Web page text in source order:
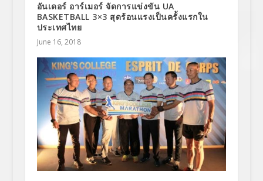
อันเดอร์ อาร์เมอร์ จัดการแข่งขัน UA
BASKETBALL 3×3 สุดร้อนแรงเป็นครั้งแรกใน
ประเทศไทย
June 16, 2018